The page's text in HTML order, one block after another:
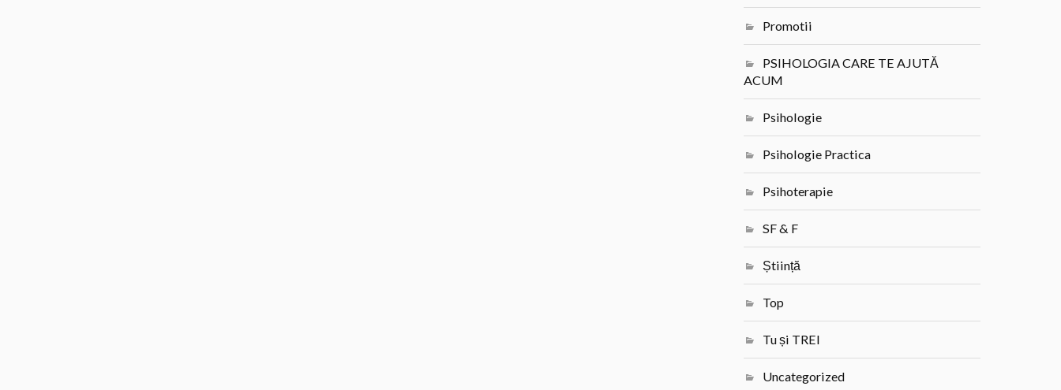
Promotii
PSIHOLOGIA CARE TE AJUTĂ
ACUM
Psihologie
Psihologie Practica
Psihoterapie
SF & F
Știință
Top
Tu și TREI
Uncategorized